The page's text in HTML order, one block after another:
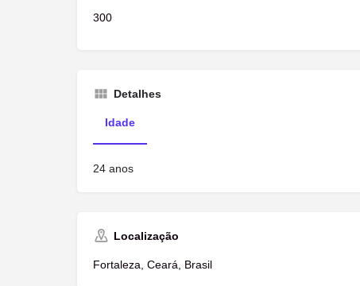
300
Detalhes
Idade
24 anos
Localização
Fortaleza, Ceará, Brasil